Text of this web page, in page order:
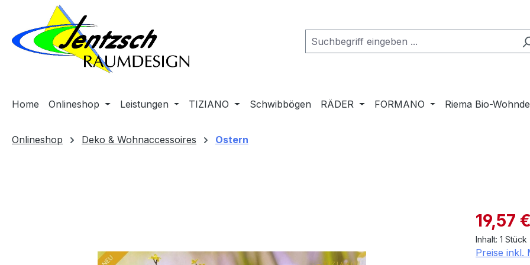
Hauptinhalt springen
Zur Suche springen
Zur Hauptnavigation springen
Home Onlineshop Leistungen TIZIANO Schwibbögen RÄDER FORMANO Riema Bio-
Onlineshop Deko & Wohnaccessoires Ostern
19,57 €
Inhalt: 1 Stück
Preise inkl.